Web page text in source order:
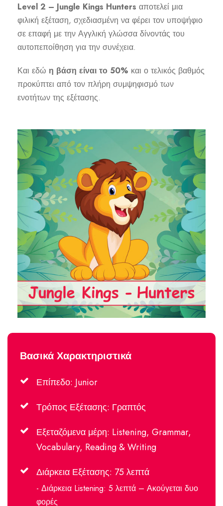
Level 2 – Jungle Kings Hunters αποτελεί μια
φιλική εξέταση, σχεδιασμένη να φέρει τον υποψήφιο
σε επαφή με την Αγγλική γλώσσα δίνοντάς του
αυτοπεποίθηση για την συνέχεια.
Και εδώ η βάση είναι το 50% και ο τελικός βαθμός
προκύπτει από τον πλήρη συμψηφισμό των
ενοτήτων της εξέτασης.
Βασικά Χαρακτηριστικά
Επίπεδο: Junior
Τρόπος Εξέτασης: Γραπτός
Εξεταζόμενα μέρη: Listening, Grammar,
Vocabulary, Reading & Writing
Διάρκεια Εξέτασης: 75 λεπτά
- Διάρκεια Listening: 5 λεπτά – Ακούγεται δυο
φορές